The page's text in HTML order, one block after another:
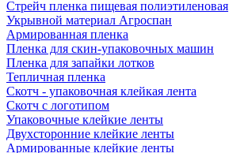
Стрейч пленка пищевая полиэтиленовая
Укрывной материал Агроспан
Армированная пленка
Пленка для скин-упаковочных машин
Пленка для запайки лотков
Тепличная пленка
Скотч - упаковочная клейкая лента
Скотч с логотипом
Упаковочные клейкие ленты
Двухсторонние клейкие ленты
Армированные клейкие ленты